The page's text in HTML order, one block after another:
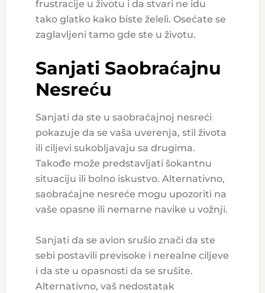
frustracije u životu i da stvari ne idu
tako glatko kako biste želeli. Osećate se
zaglavljeni tamo gde ste u životu.
Sanjati Saobraćajnu
Nesreću
Sanjati da ste u saobraćajnoj nesreći
pokazuje da se vaša uverenja, stil života
ili ciljevi sukobljavaju sa drugima.
Takođe može predstavljati šokantnu
situaciju ili bolno iskustvo. Alternativno,
saobraćajne nesreće mogu upozoriti na
vaše opasne ili nemarne navike u vožnji.
Sanjati da se avion srušio znači da ste
sebi postavili previsoke i nerealne ciljeve
i da ste u opasnosti da se srušite.
Alternativno, vaš nedostatak